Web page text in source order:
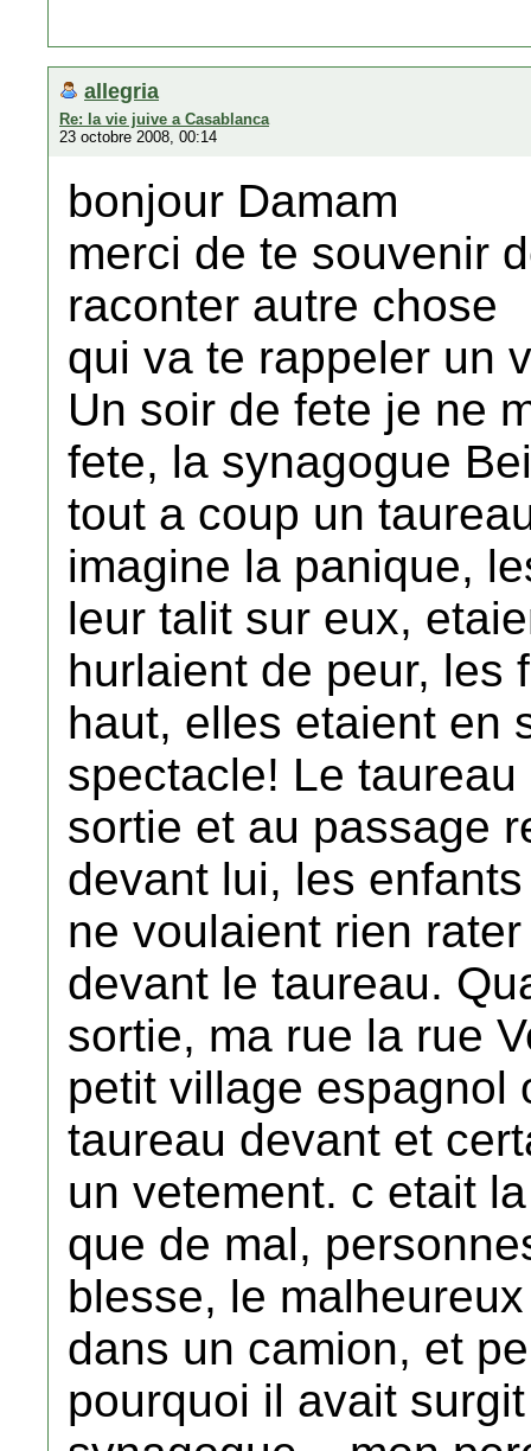
allegria
Re: la vie juive a Casablanca
23 octobre 2008, 00:14
bonjour Damam
merci de te souvenir
raconter autre chose
qui va te rappeler un
Un soir de fete je ne
fete, la synagogue
tout a coup un
imagine la panique,
leur talit sur eux,
hurlaient de peur, les
haut, elles etaient en
spectacle! Le
sortie et au passage
devant lui, les
ne voulaient rien
devant le taureau.
sortie, ma rue la rue
petit village espagnol
taureau devant et
un vetement. c etait
que de mal,
blesse, le
dans un camion, et
pourquoi il avait